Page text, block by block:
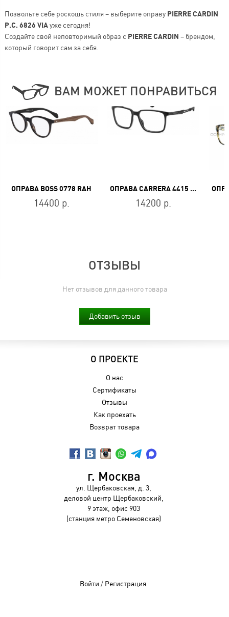
Позвольте себе роскошь стиля – выберите оправу PIERRE CARDIN
P.C. 6826 VIAуже сегодня!
Создайте свой неповторимый образ с PIERRE CARDIN – брендом,
который говорит сам за себя.
ВАМ МОЖЕТ ПОНРАВИТЬСЯ
ОПРАВА BOSS 0778 RAH
14400 р.
ОПРАВА CARRERA 4415 807
14200 р.
ОТЗЫВЫ
Нет отзывов для данного товара
Добавить отзыв
О ПРОЕКТЕ
О нас
Сертификаты
Отзывы
Как проехать
Возврат товара
г. Москва
ул. Щербаковская, д. 3,
деловой центр Щербаковский,
9 этаж, офис 903
(станция метро Семеновская)
Войти / Регистрация